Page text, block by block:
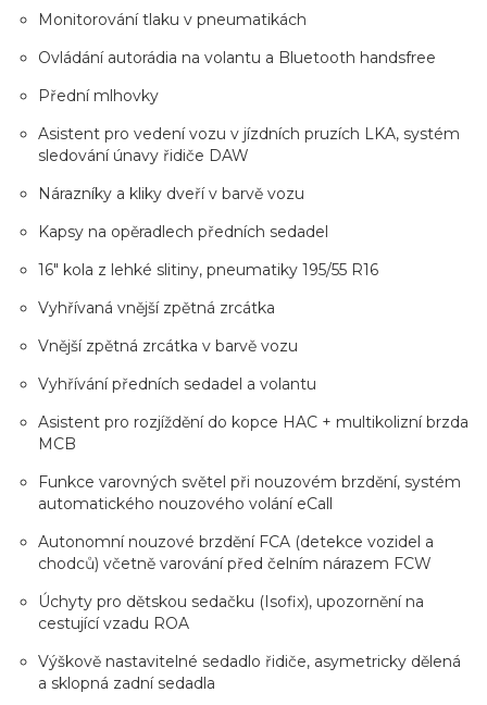
Monitorování tlaku v pneumatikách
Ovládání autorádia na volantu a Bluetooth handsfree
Přední mlhovky
Asistent pro vedení vozu v jízdních pruzích LKA, systém
sledování únavy řidiče DAW
Nárazníky a kliky dveří v barvě vozu
Kapsy na opěradlech předních sedadel
16" kola z lehké slitiny, pneumatiky 195/55 R16
Vyhřívaná vnější zpětná zrcátka
Vnější zpětná zrcátka v barvě vozu
Vyhřívání předních sedadel a volantu
Asistent pro rozjíždění do kopce HAC + multikolizní brzda
MCB
Funkce varovných světel při nouzovém brzdění, systém
automatického nouzového volání eCall
Autonomní nouzové brzdění FCA (detekce vozidel a
chodců) včetně varování před čelním nárazem FCW
Úchyty pro dětskou sedačku (Isofix), upozornění na
cestující vzadu ROA
Výškově nastavitelné sedadlo řidiče, asymetricky dělená
a sklopná zadní sedadla